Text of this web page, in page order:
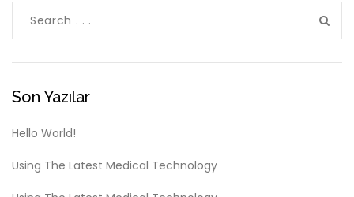
Son Yazılar
Hello World!
Using The Latest Medical Technology